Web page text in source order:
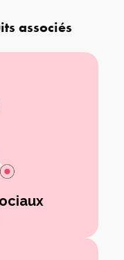
associés